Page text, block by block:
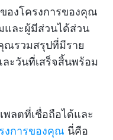
องโครงการของคุณ
และผู้มีส่วนได้ส่วน
ณรวมสรุปที่มีราย
ะวันที่เสร็จสิ้นพร้อม
ลตที่เชื่อถือได้และ
งการของคุณ นี่คือ